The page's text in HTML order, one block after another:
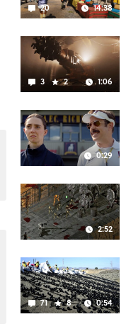
20 14:38
3 2 1:06
0:29
2:52
71 8 0:54